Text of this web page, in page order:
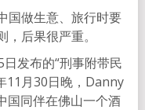
国做生意、旅行时要
后果很严重。
发布的“刑事附带民
11月30日晚，Danny
国同伴在佛山一个酒